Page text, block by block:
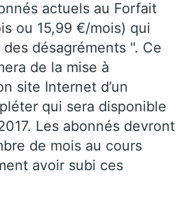
actuels au Forfait
ou 15,99 €/mois) qui
désagréments ". Ce
de la mise à
site Internet d’un
qui sera disponible
Les abonnés devront
de mois au cours
avoir subi ces